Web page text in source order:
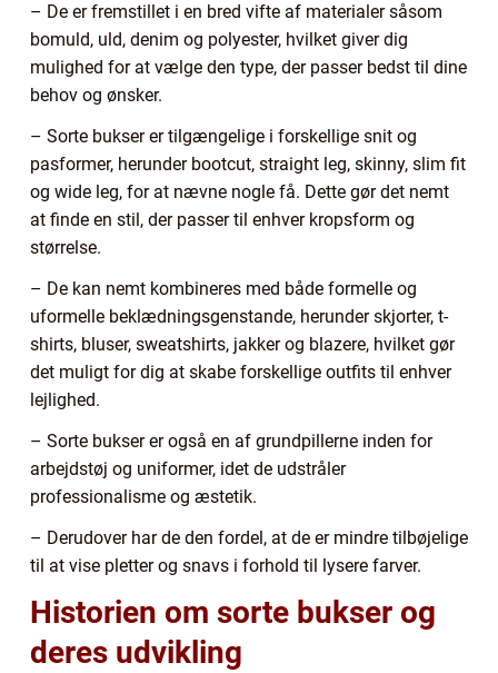
– De er fremstillet i en bred vifte af materialer såsom
bomuld, uld, denim og polyester, hvilket giver dig
mulighed for at vælge den type, der passer bedst til dine
behov og ønsker.
– Sorte bukser er tilgængelige i forskellige snit og
pasformer, herunder bootcut, straight leg, skinny, slim fit
og wide leg, for at nævne nogle få. Dette gør det nemt
at finde en stil, der passer til enhver kropsform og
størrelse.
– De kan nemt kombineres med både formelle og
uformelle beklædningsgenstande, herunder skjorter, t-
shirts, bluser, sweatshirts, jakker og blazere, hvilket gør
det muligt for dig at skabe forskellige outfits til enhver
lejlighed.
– Sorte bukser er også en af grundpillerne inden for
arbejdstøj og uniformer, idet de udstråler
professionalisme og æstetik.
– Derudover har de den fordel, at de er mindre tilbøjelige
til at vise pletter og snavs i forhold til lysere farver.
Historien om sorte bukser og
deres udvikling